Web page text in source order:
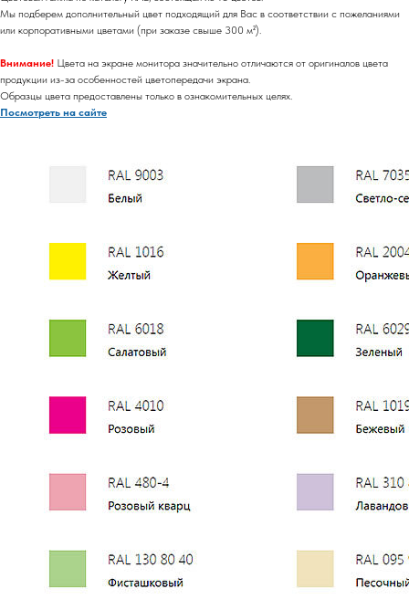
Мы подберем дополнительный цвет подходящий для Вас в соответствии с пожеланиями
или корпоративными цветами (при заказе свыше 300 м²).
Внимание! Цвета на экране монитора значительно отличаются от оригиналов цвета
продукции из-за особенностей цветопередачи экрана.
Образцы цвета предоставлены только в ознакомительных целях.
Посмотреть на сайте